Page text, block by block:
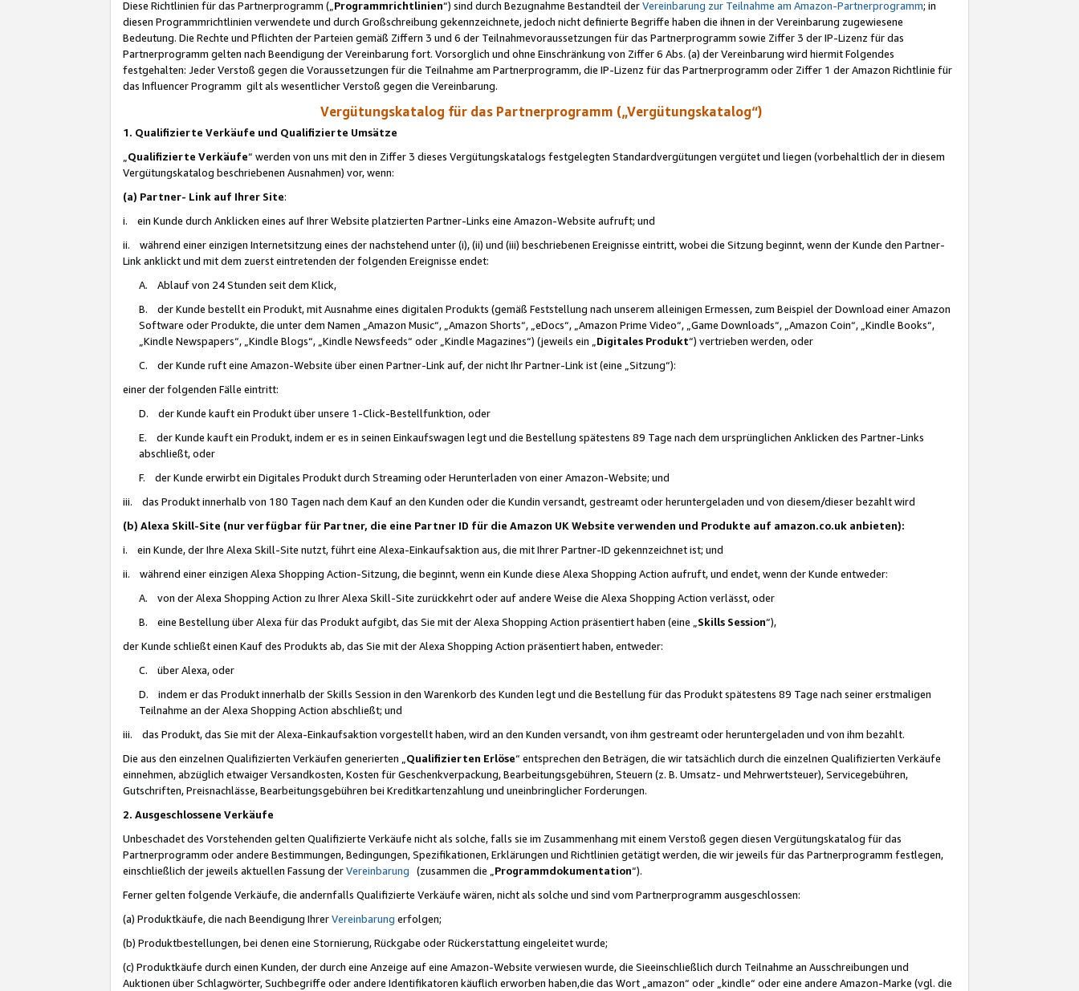
Diese Richtlinien für das Partnerprogramm („Programmrichtlinien“) sind durch Bezugnahme Bestandteil derVereinbarung zur Teilnahme am Amazon-Partnerprogramm; in
diesen Programmrichtlinien verwendete und durch Großschreibung gekennzeichnete, jedoch nicht definierte Begriffe haben die ihnen in der Vereinbarung zugewiesene
Bedeutung. Die Rechte und Pflichten der Parteien gemäß Ziffern 3 und 6 der Teilnahmevoraussetzungen für das Partnerprogramm sowie Ziffer 3 der IP-Lizenz für das
Partnerprogramm gelten nach Beendigung der Vereinbarung fort. Vorsorglich und ohne Einschränkung von Ziffer 6 Abs. (a) der Vereinbarung wird hiermit Folgendes
festgehalten: Jeder Verstoß gegen die Voraussetzungen für die Teilnahme am Partnerprogramm, die IP-Lizenz für das Partnerprogramm oder Ziffer 1 der Amazon Richtlinie für
das Influencer Programm gilt als wesentlicher Verstoß gegen die Vereinbarung.
Vergütungskatalog für das Partnerprogramm („Vergütungskatalog“)
1. Qualifizierte Verkäufe und Qualifizierte Umsätze
Qualifizierte Verkäufe“ werden von uns mit den in Ziffer 3 dieses Vergütungskatalogs festgelegten Standardvergütungen vergütet und liegen (vorbehaltlich der in diesem
Vergütungskatalog beschriebenen Ausnahmen) vor, wenn:
(a) Partner- Link auf Ihrer Site:
i. ein Kunde durch Anklicken eines auf Ihrer Website platzierten Partner-Links eine Amazon-Website aufruft; und
ii. während einer einzigen Internetsitzung eines der nachstehend unter (i), (ii) und (iii) beschriebenen Ereignisse eintritt, wobei die Sitzung beginnt, wenn der Kunde den Partner-
Link anklickt und mit dem zuerst eintretenden der folgenden Ereignisse endet:
A. Ablauf von 24 Stunden seit dem Klick,
B. der Kunde bestellt ein Produkt, mit Ausnahme eines digitalen Produkts (gemäß Feststellung nach unserem alleinigen Ermessen, zum Beispiel der Download einer Amazon
Software oder Produkte, die unter dem Namen „Amazon Music“, „Amazon Shorts“, „eDocs“, „Amazon Prime Video“, „Game Downloads“, „Amazon Coin“, „Kindle Books“,
„Kindle Newspapers“, „Kindle Blogs“, „Kindle Newsfeeds“ oder „Kindle Magazines“) (jeweils ein „ Digitales Produkt“) vertrieben werden, oder
C. der Kunde ruft eine Amazon-Website über einen Partner-Link auf, der nicht Ihr Partner-Link ist (eine „Sitzung“):
einer der folgenden Fälle eintritt:
D. der Kunde kauft ein Produkt über unsere 1-Click-Bestellfunktion, oder
E. der Kunde kauft ein Produkt, indem er es in seinen Einkaufswagen legt und die Bestellung spätestens 89 Tage nach dem ursprünglichen Anklicken des Partner-Links
abschließt, oder
F. der Kunde erwirbt ein Digitales Produkt durch Streaming oder Herunterladen von einer Amazon-Website; und
iii. das Produkt innerhalb von 180 Tagen nach dem Kauf an den Kunden oder die Kundin versandt, gestreamt oder heruntergeladen und von diesem/dieser bezahlt wird
(b) Alexa Skill-Site (nur verfügbar für Partner, die eine Partner ID für die Amazon UK Website verwenden und Produkte auf amazon.co.uk anbieten):
i. ein Kunde, der Ihre Alexa Skill-Site nutzt, führt eine Alexa-Einkaufsaktion aus, die mit Ihrer Partner-ID gekennzeichnet ist; und
ii. während einer einzigen Alexa Shopping Action-Sitzung, die beginnt, wenn ein Kunde diese Alexa Shopping Action aufruft, und endet, wenn der Kunde entweder:
A. von der Alexa Shopping Action zu Ihrer Alexa Skill-Site zurückkehrt oder auf andere Weise die Alexa Shopping Action verlässt, oder
B. eine Bestellung über Alexa für das Produkt aufgibt, das Sie mit der Alexa Shopping Action präsentiert haben (eine „ Skills Session“),
der Kunde schließt einen Kauf des Produkts ab, das Sie mit der Alexa Shopping Action präsentiert haben, entweder:
C. über Alexa, oder
D. indem er das Produkt innerhalb der Skills Session in den Warenkorb des Kunden legt und die Bestellung für das Produkt spätestens 89 Tage nach seiner erstmaligen
Teilnahme an der Alexa Shopping Action abschließt; und
iii. das Produkt, das Sie mit der Alexa-Einkaufsaktion vorgestellt haben, wird an den Kunden versandt, von ihm gestreamt oder heruntergeladen und von ihm bezahlt.
Die aus den einzelnen Qualifizierten Verkäufen generierten „ Qualifizierten Erlöse“ entsprechen den Beträgen, die wir tatsächlich durch die einzelnen Qualifizierten Verkäufe
einnehmen, abzüglich etwaiger Versandkosten, Kosten für Geschenkverpackung, Bearbeitungsgebühren, Steuern (z. B. Umsatz- und Mehrwertsteuer), Servicegebühren,
Gutschriften, Preisnachlässe, Bearbeitungsgebühren bei Kreditkartenzahlung und uneinbringlicher Forderungen.
2. Ausgeschlossene Verkäufe
Unbeschadet des Vorstehenden gelten Qualifizierte Verkäufe nicht als solche, falls sie im Zusammenhang mit einem Verstoß gegen diesen Vergütungskatalog für das
Partnerprogramm oder andere Bestimmungen, Bedingungen, Spezifikationen, Erklärungen und Richtlinien getätigt werden, die wir jeweils für das Partnerprogramm festlegen,
einschließlich der jeweils aktuellen Fassung derVereinbarung (zusammen die „ Programmdokumentation“).
Ferner gelten folgende Verkäufe, die andernfalls Qualifizierte Verkäufe wären, nicht als solche und sind vom Partnerprogramm ausgeschlossen:
(a) Produktkäufe, die nach Beendigung IhrerVereinbarung erfolgen;
(b) Produktbestellungen, bei denen eine Stornierung, Rückgabe oder Rückerstattung eingeleitet wurde;
(c) Produktkäufe durch einen Kunden, der durch eine Anzeige auf eine Amazon-Website verwiesen wurde, die Sieeinschließlich durch Teilnahme an Ausschreibungen und
Auktionen über Schlagwörter, Suchbegriffe oder andere Identifikatoren käuflich erworben haben,die das Wort „amazon“ oder „kindle“ oder eine andere Amazon-Marke (vgl. die